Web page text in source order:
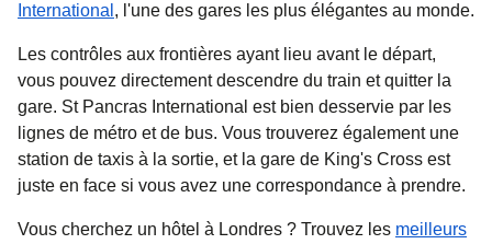
International , l'une des gares les plus élégantes au monde.
Les contrôles aux frontières ayant lieu avant le départ,
vous pouvez directement descendre du train et quitter la
gare. St Pancras International est bien desservie par les
lignes de métro et de bus. Vous trouverez également une
station de taxis à la sortie, et la gare de King's Cross est
juste en face si vous avez une correspondance à prendre.
Vous cherchez un hôtel à Londres ? Trouvez les meilleurs